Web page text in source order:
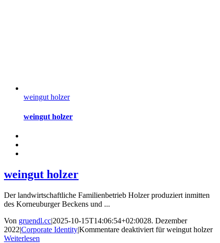
weingut holzer
weingut holzer
weingut holzer
Der landwirtschaftliche Familienbetrieb Holzer produziert inmitten
des Korneuburger Beckens und ...
Von gruendl.cc|2025-10-15T14:06:54+02:0028. Dezember
2022|Corporate Identity|Kommentare deaktiviert für weingut holzer
Weiterlesen